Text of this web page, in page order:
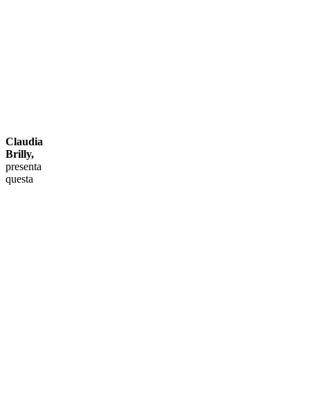
Claudia
Brilly,
presenta
questa